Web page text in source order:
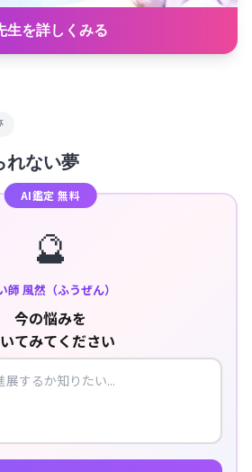
生を詳しくみる
れない夢
AI鑑定 無料
🔮
師 風然（ふうぜん）
今の悩みを
てみてください